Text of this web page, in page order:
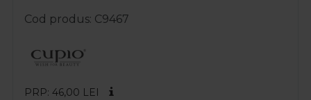
Cod produs C9467
PRP: 46,00 LEI